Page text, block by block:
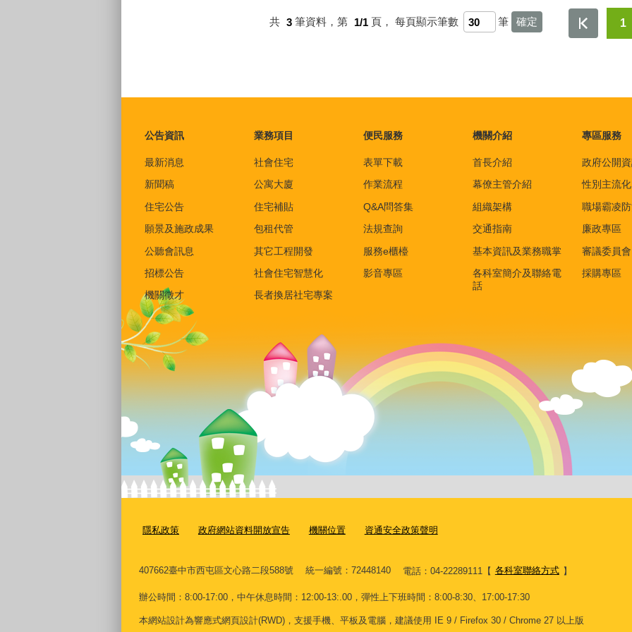
共 3 筆資料，第 1/1 頁， 每頁顯示筆數 筆 1
公告資訊
最新消息
新聞稿
住宅公告
願景及施政成果
公聽會訊息
招標公告
機關徵才
業務項目
社會住宅
公寓大廈
住宅補貼
包租代管
其它工程開發
社會住宅智慧化
長者換居社宅專案
便民服務
表單下載
作業流程
Q&A問答集
法規查詢
服務e櫃檯
影音專區
機關介紹
首長介紹
幕僚主管介紹
組織架構
交通指南
基本資訊及業務職掌
各科室簡介及聯絡電
話
專區服務
政府公開
性別主流化
職場霸凌
廉政專區
審議委員會
採購專區
隱私政策 政府網站資料開放宣告 機關位置 資通安全政策聲明
407662臺中市西屯區文心路二段588號 統一編號：72448140 電話：04-22289111 【 各科室聯絡方式 】
辦公時間：8:00-17:00，中午休息時間：12:00-13:.00，彈性上下班時間：8:00-8:30、17:00-17:30
本網站設計為響應式網頁設計(RWD)，支援手機、平板及電腦，建議使用 IE 9 / Firefox 30 / Chrome 27 以上版